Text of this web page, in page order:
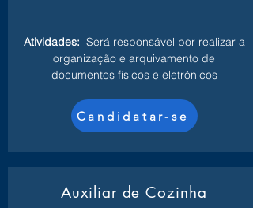
Atividades: Será responsável por realizar a
organização e arquivamento de
documentos físicos e eletrônicos
Candidatar-se
Auxiliar de Cozinha